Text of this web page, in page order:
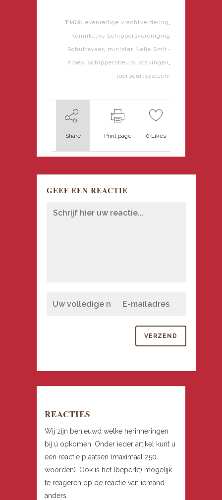
TAGS: evenredige vrachtverdeling
Koninklijke Schippersvereniging
Schuttevaer
minister Nelie Smit-
Kroes
schippersbeurs stakingen
toerbeurtsysteem
Share Print page 0 Likes
GEEF EEN REACTIE
REACTIES
Wij zijn benieuwd welke herinneringen
bij ú opkomen. Onder ieder artikel kunt u
een reactie plaatsen (maximaal 250
woorden). Ook is het (beperkt) mogelijk
te reageren op de reactie van iemand
anders.